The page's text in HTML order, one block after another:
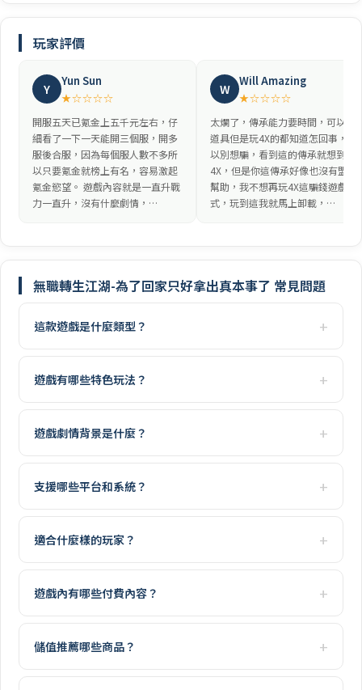
玩家評價
Y Yun Sun
★☆☆☆☆
開服五天已氪金上五千元左右，仔
細看了一下一天能開三個服，開多
服後合服，因為每個服人數不多所
以只要氪金就榜上有名，容易激起
氪金慾望。 遊戲內容就是一直升戰
力一直升，沒有什麼劇情，…
W Will Amazing
★☆☆☆☆
太爛了，傳承能力要時間，可以用
道具但是玩4X的都知道怎回事，所
以別想騙，看到這的傳承就想到
4X，但是你這傳承好像也沒有盟友
幫助，我不想再玩4X這騙錢遊戲模
式，玩到這我就馬上卸載，…
無職轉生江湖-為了回家只好拿出真本事了 常見問題
這款遊戲是什麼類型？
遊戲有哪些特色玩法？
遊戲劇情背景是什麼？
支援哪些平台和系統？
適合什麼樣的玩家？
遊戲內有哪些付費內容？
儲值推薦哪些商品？